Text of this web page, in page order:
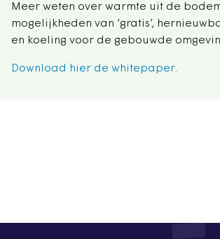
Meer weten over warmte uit de
mogelijkheden van ‘gratis’,
en koeling voor de gebouwde
Download hier de whitepaper.